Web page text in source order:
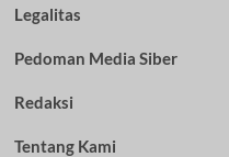
Takisung
Legalitas
Pedoman Media Siber
Redaksi
Tentang Kami